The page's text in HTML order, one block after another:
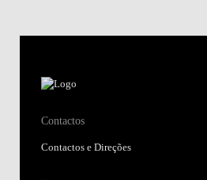
Contactos
Contactos e Direções